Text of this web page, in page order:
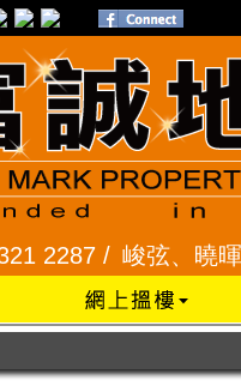
峻弦、曉暉花園